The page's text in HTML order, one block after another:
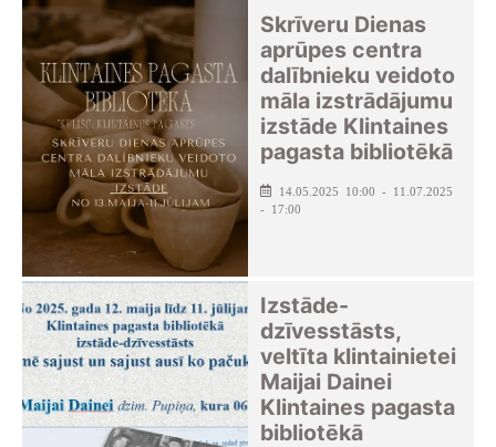
Skrīveru Dienas
aprūpes centra
dalībnieku veidoto
māla izstrādājumu
izstāde Klintaines
pagasta bibliotēkā
14.05.2025 10:00 - 11.07.2025
- 17:00
Izstāde-
dzīvesstāsts,
veltīta klintainietei
Maijai Dainei
Klintaines pagasta
bibliotēkā